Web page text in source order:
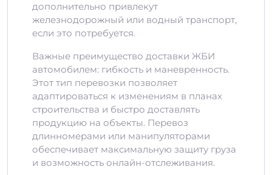
дополнительно привлекут
железнодорожный или водный транспорт,
если это потребуется.
Важные преимущество доставки ЖБИ
автомобилем: гибкость и маневренность.
Этот тип перевозки позволяет
адаптироваться к изменениям в планах
строительства и быстро доставлять
продукцию на объекты. Перевоз
длинномерами или манипуляторами
обеспечивает максимальную защиту груза
и возможность онлайн-отслеживания.